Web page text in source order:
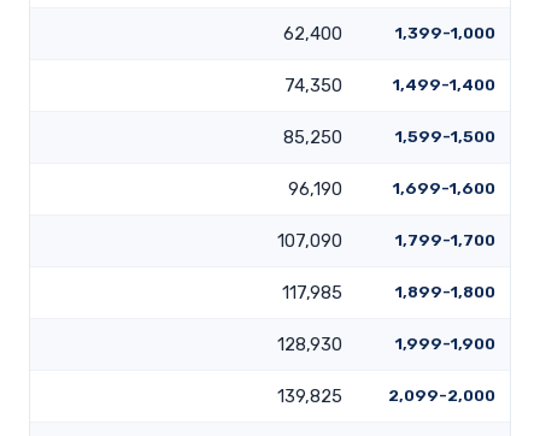
1,399-1,000
62,400
1,499-1,400
74,350
1,599-1,500
85,250
1,699-1,600
96,190
1,799-1,700
107,090
1,899-1,800
117,985
1,999-1,900
128,930
2,099-2,000
139,825